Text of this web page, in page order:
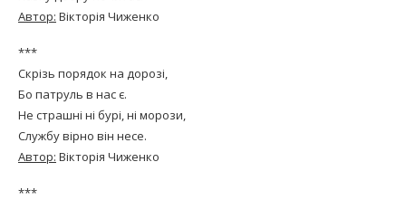
Автор: Вікторія Чиженко
***
Скрізь порядок на дорозі,
Бо патруль в нас є.
Не страшні ні бурі, ні морози,
Службу вірно він несе.
Автор: Вікторія Чиженко
***